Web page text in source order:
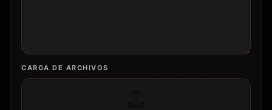
CARGA DE ARCHIVOS